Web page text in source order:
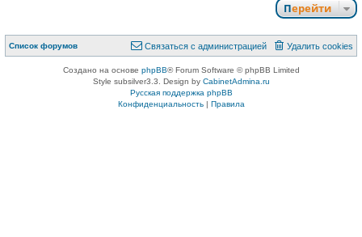
Перейти
Список форумов Удалить cookies
Связаться с
Связаться с администрацией
Создано на основе phpBB® Forum Software © phpBB Limited
Style subsilver3.3. Design by CabinetAdmina.ru
Русская поддержка phpBB
Конфиденциальность| Правила